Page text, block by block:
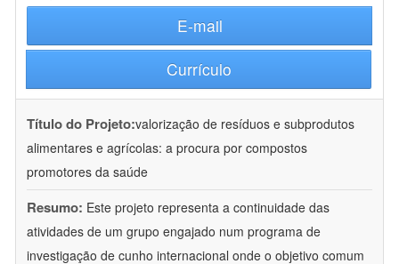
E-mail
Currículo
Título do Projeto:valorização de resíduos e subprodutos
alimentares e agrícolas: a procura por compostos
promotores da saúde
Resumo: Este projeto representa a continuidade das
atividades de um grupo engajado num programa de
investigação de cunho internacional onde o objetivo comum